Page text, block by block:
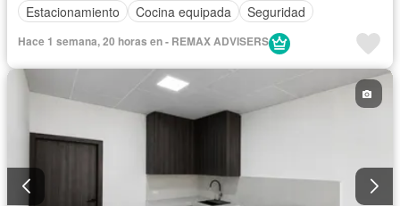
Estacionamiento
Cocina equipada Seguridad
Hace 1 semana, 20 horas en - REMAX ADVISERS